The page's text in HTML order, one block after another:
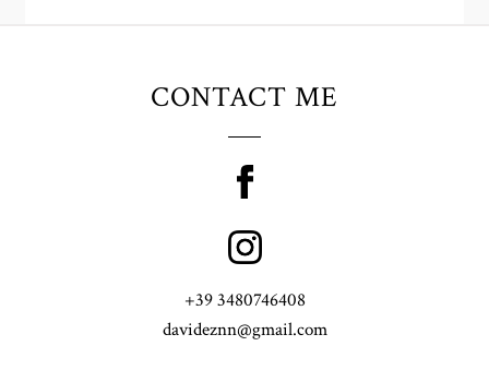
CONTACT ME
+39 3480746408
davideznn@gmail.com